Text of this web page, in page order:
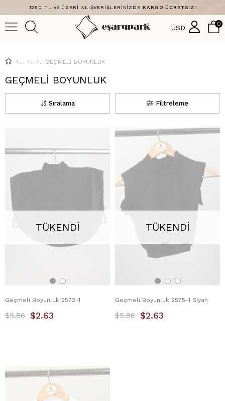
1250 TL ve ÜZERİ ALIŞVERİŞLERİNİZDE KARGO ÜCRETSİZ!
USD 0
GEÇMELİ BOYUNLUK
GEÇMELİ BOYUNLUK
Filtreleme
Sıralama
TÜKENDI
Geçmeli Boyunluk 2572-1
$2.63
$5.86
TÜKENDI
Geçmeli Boyunluk 2575-1 Siyah
$2.63
$5.86